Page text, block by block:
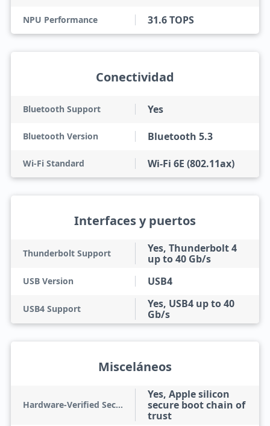
NPU Performance 31.6 TOPS
Conectividad
Bluetooth Support Yes
Bluetooth Version Bluetooth 5.3
Wi-Fi Standard Wi-Fi 6E (802.11ax)
Interfaces y puertos
Thunderbolt Support
Yes, Thunderbolt 4
up to 40 Gb/s
USB Version USB4
USB4 Support
Yes, USB4 up to 40
Gb/s
Misceláneos
Hardware-Verified Secure Boot
Yes, Apple silicon
secure boot chain of
trust